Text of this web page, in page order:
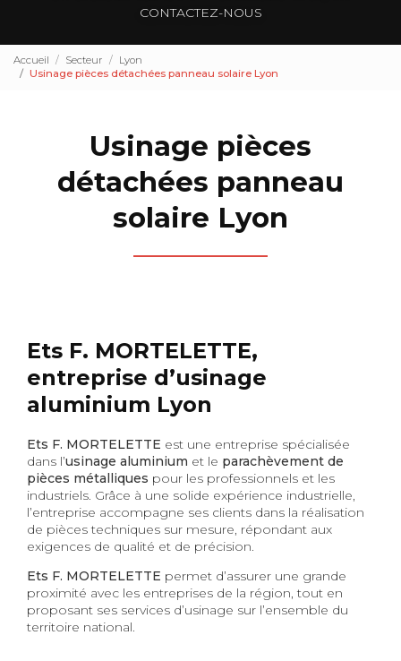
CONTACTEZ-NOUS
Accueil Secteur
Lyon
Usinage pièces détachées panneau solaire Lyon
Usinage pièces
détachées panneau
solaire Lyon
Ets F. MORTELETTE,
entreprise d’usinage
aluminium Lyon
Ets F. MORTELETTE est une entreprise spécialisée
dans l’usinage aluminium et le parachèvement de
pièces métalliques pour les professionnels et les
industriels. Grâce à une solide expérience industrielle,
l’entreprise accompagne ses clients dans la réalisation
de pièces techniques sur mesure, répondant aux
exigences de qualité et de précision.
Ets F. MORTELETTE permet d’assurer une grande
proximité avec les entreprises de la région, tout en
proposant ses services d’usinage sur l’ensemble du
territoire national.